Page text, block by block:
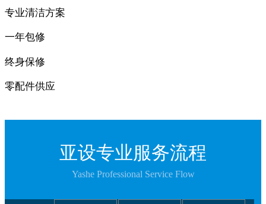
专业清洁方案
一年包修
终身保修
零配件供应
亚设专业服务流程
Yashe Professional Service Flow